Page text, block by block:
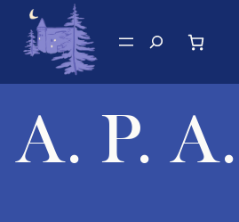
Aller
contenu
Recherche
A. P. A.